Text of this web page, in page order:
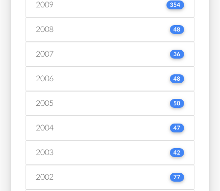
2009 354
2008 48
2007 36
2006 48
2005 50
2004 47
2003 42
2002 77